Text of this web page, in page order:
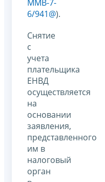
ММВ-7-
6/941@).
Снятие
с
учета
плательщика
ЕНВД
осуществляется
на
основании
заявления,
представленного
им в
налоговый
орган